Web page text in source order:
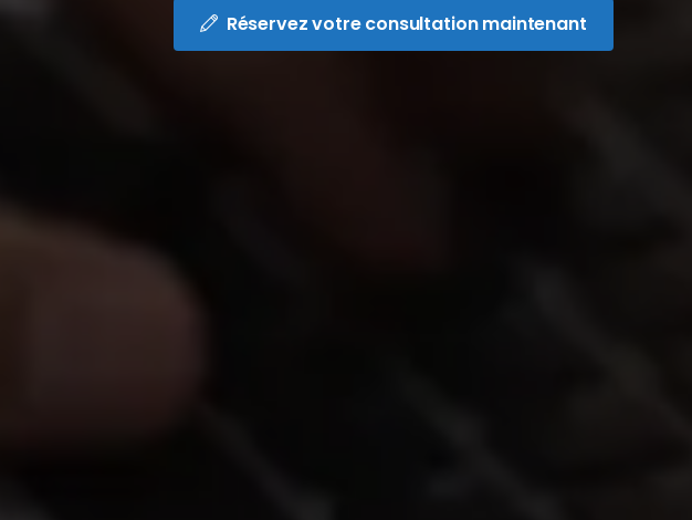
Réservez votre consultation maintenant